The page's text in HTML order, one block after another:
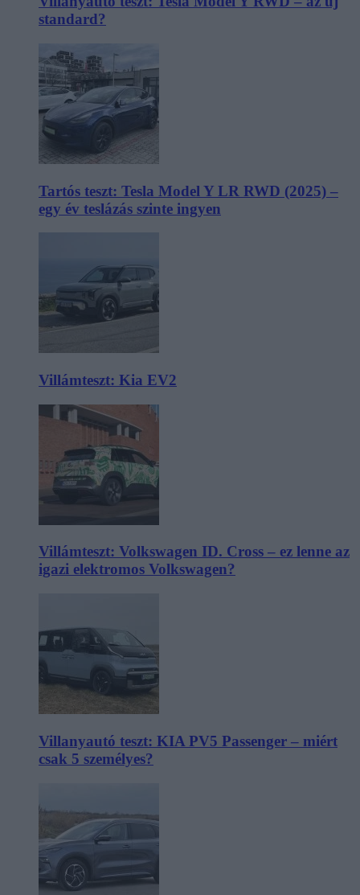
standard?
Tartós teszt: Tesla Model Y LR RWD (2025) –
egy év teslázás szinte ingyen
Villámteszt: Kia EV2
Villámteszt: Volkswagen ID. Cross – ez lenne az
igazi elektromos Volkswagen?
Villanyautó teszt: KIA PV5 Passenger – miért
csak 5 személyes?